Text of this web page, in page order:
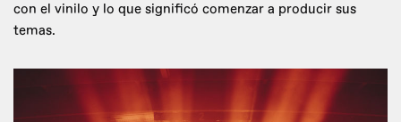
con el vinilo y lo que significó comenzar a producir sus
temas.